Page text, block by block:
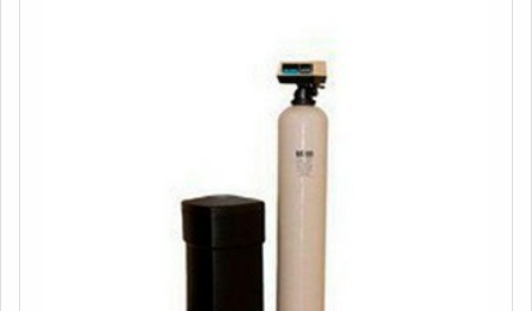
prejudiciais. Os filtros, no entanto, são os equipamentos
mais importantes para garantir o tratamento da água da
chuva captada e dentre os seus principais benefícios,
capacidade de filtração que cada sistema de tratamento
da água proveniente da chuva é variado e está
relacionado às condições de cada filtro e sua estrutura
acessória, uma vez que cada modelo possui um potencial
de vazão de litro por hora diferente. Ao instalar um